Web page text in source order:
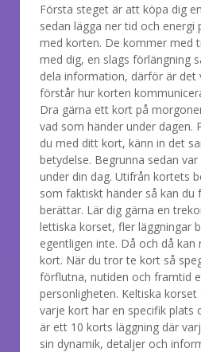
Första steget är att köpa dig
sedan lägga ner tid och energi
med korten. De kommer med
med dig, en slags förlängning
dela information, därför är det
förstår hur korten
Dra gärna ett kort på
vad som händer under dagen.
du med ditt kort, känn in det
betydelse. Begrunna sedan
under din dag. Utifrån kortets
som faktiskt händer så kan
berättar. Lär dig gärna en
lettiska korset, fler läggningar
egentligen inte. Då och då
kort. När du tror te kort så
förflutna, nutiden och framtid
personligheten. Keltiska
varje kort har en specifik plats
är ett 10 korts läggning där
sin dynamik, detaljer och